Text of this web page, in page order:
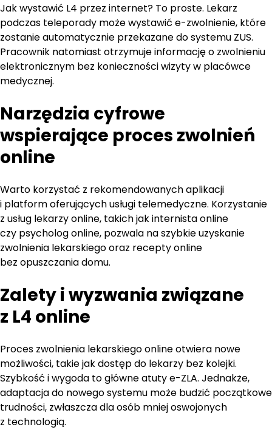
Jak wystawić L4 przez internet? To proste. Lekarz
podczas teleporady może wystawić e-zwolnienie, które
zostanie automatycznie przekazane do systemu ZUS.
Pracownik natomiast otrzymuje informację o zwolnieniu
elektronicznym bez konieczności wizyty w placówce
medycznej.
Narzędzia cyfrowe
wspierające proces zwolnień
online
Warto korzystać z rekomendowanych aplikacji
i platform oferujących usługi telemedyczne. Korzystanie
z usług lekarzy online, takich jak internista online
czy psycholog online, pozwala na szybkie uzyskanie
zwolnienia lekarskiego oraz recepty online
bez opuszczania domu.
Zalety i wyzwania związane
z L4 online
Proces zwolnienia lekarskiego online otwiera nowe
możliwości, takie jak dostęp do lekarzy bez kolejki.
Szybkość i wygoda to główne atuty e-ZLA. Jednakże,
adaptacja do nowego systemu może budzić początkowe
trudności, zwłaszcza dla osób mniej oswojonych
z technologią.